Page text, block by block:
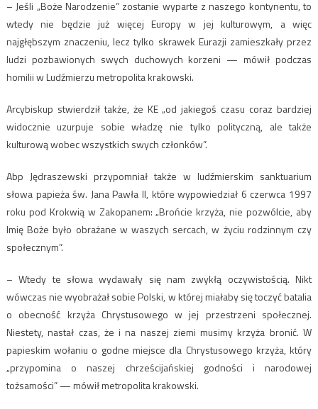
– Jeśli „Boże Narodzenie” zostanie wyparte z naszego kontynentu, to
wtedy nie będzie już więcej Europy w jej kulturowym, a więc
najgłębszym znaczeniu, lecz tylko skrawek Eurazji zamieszkały przez
ludzi pozbawionych swych duchowych korzeni — mówił podczas
homilii w Ludźmierzu metropolita krakowski.
Arcybiskup stwierdził także, że KE „od jakiegoś czasu coraz bardziej
widocznie uzurpuje sobie władzę nie tylko polityczną, ale także
kulturową wobec wszystkich swych członków”.
Abp Jędraszewski przypomniał także w ludźmierskim sanktuarium
słowa papieża św. Jana Pawła II, które wypowiedział 6 czerwca 1997
roku pod Krokwią w Zakopanem: „Brońcie krzyża, nie pozwólcie, aby
Imię Boże było obrażane w waszych sercach, w życiu rodzinnym czy
społecznym”.
– Wtedy te słowa wydawały się nam zwykłą oczywistością. Nikt
wówczas nie wyobrażał sobie Polski, w której miałaby się toczyć batalia
o obecność krzyża Chrystusowego w jej przestrzeni społecznej.
Niestety, nastał czas, że i na naszej ziemi musimy krzyża bronić. W
papieskim wołaniu o godne miejsce dla Chrystusowego krzyża, który
„przypomina o naszej chrześcijańskiej godności i narodowej
tożsamości” — mówił metropolita krakowski.